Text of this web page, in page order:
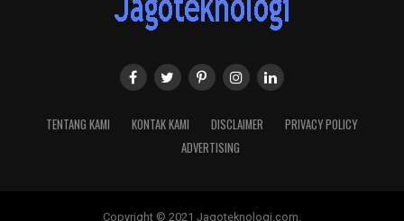
TENTANG KAMI KONTAK KAMI DISCLAIMER
PRIVACY POLICY
ADVERTISING
Copyright © 2021 Jagoteknologi.com.